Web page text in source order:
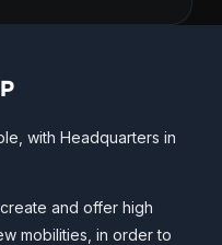
with Headquarters in
and offer high
mobilities, in order to